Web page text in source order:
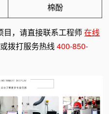
棉酚
目，请直接联系工程师在线
拨打服务热线400-850-